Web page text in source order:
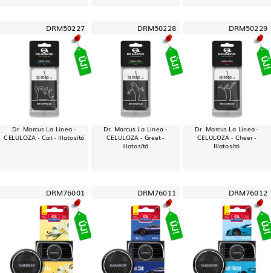
DRM50227
Dr. Marcus La Linea -
CELULOZA - Cat - Illatosító
DRM50228
Dr. Marcus La Linea -
CELULOZA - Greet -
Illatosító
DRM50229
Dr. Marcus La Linea -
CELULOZA - Cheer -
Illatosító
DRM76001 DRM76011 DRM76012